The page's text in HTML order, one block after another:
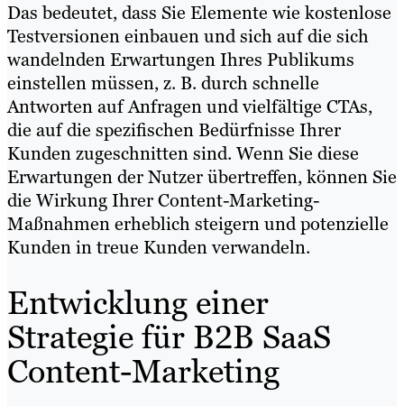
Das bedeutet, dass Sie Elemente wie kostenlose
Testversionen einbauen und sich auf die sich
wandelnden Erwartungen Ihres Publikums
einstellen müssen, z. B. durch schnelle
Antworten auf Anfragen und vielfältige CTAs,
die auf die spezifischen Bedürfnisse Ihrer
Kunden zugeschnitten sind. Wenn Sie diese
Erwartungen der Nutzer übertreffen, können Sie
die Wirkung Ihrer Content-Marketing-
Maßnahmen erheblich steigern und potenzielle
Kunden in treue Kunden verwandeln.
Entwicklung einer
Strategie für B2B SaaS
Content-Marketing